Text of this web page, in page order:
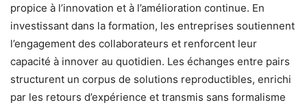
propice à l’innovation et à l’amélioration continue. En
investissant dans la formation, les entreprises soutiennent
l’engagement des collaborateurs et renforcent leur
capacité à innover au quotidien. Les échanges entre pairs
structurent un corpus de solutions reproductibles, enrichi
par les retours d’expérience et transmis sans formalisme